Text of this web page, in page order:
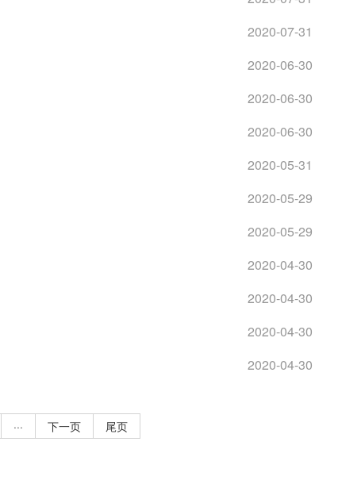
2020-07-31
2020-06-30
2020-06-30
2020-06-30
2020-05-31
2020-05-29
2020-05-29
2020-04-30
2020-04-30
2020-04-30
2020-04-30
··· 下一页 尾页